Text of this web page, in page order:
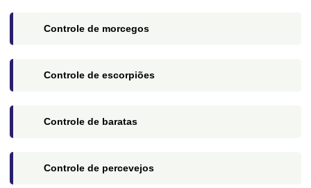
Controle de morcegos​
Controle de escorpiões​
Controle de baratas​
Controle de percevejos​